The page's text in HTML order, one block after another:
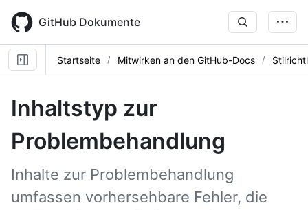
main
content
GitHub Dokumente
Startseite Mitwirken an den GitHub-Docs
Inhaltstyp zur
Problembehandlung
Inhalte zur Problembehandlung
umfassen vorhersehbare Fehler, die